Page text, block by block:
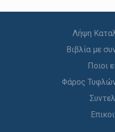
Λήψη
Βιβλία με
Ποιοι
Φάρος